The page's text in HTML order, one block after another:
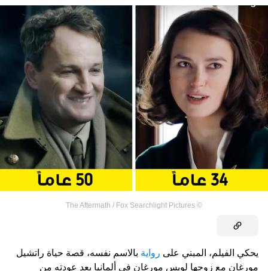
©
The Aftermath / Fox Searchlight Pictures
يحكي الفيلم، المبني على رواية بالاسم نفسه، قصة حياة راتشيل
مورغان مع زوجها لويس مورغان في ألمانيا بعد عودته من